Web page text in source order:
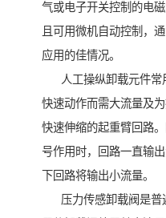
气或电子开关控制的电
且可用微机自动控制，
应用的佳情况。
人工操纵卸载元件常
快速动作而需大流量及
快速伸缩的起重臂回路
号作用时，回路一直输
下回路将输出小流量。
压力传感卸载阀是普